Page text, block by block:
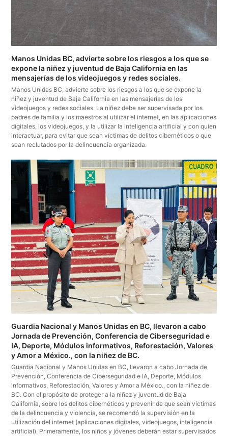
Manos Unidas BC, advierte sobre los riesgos a los que se
expone la niñez y juventud de Baja California en las
mensajerías de los videojuegos y redes sociales.
Manos Unidas BC, advierte sobre los riesgos a los que se expone la
niñez y juventud de Baja California en las mensajerías de los
videojuegos y redes sociales. La niñez debe ser supervisada por los
padres de familia y los maestros al utilizar el internet, en las aplicaciones
digitales, los videojuegos, y la utilizar la inteligencia artificial y con quien
interactuar, para evitar que sean víctimas de delitos cibernéticos o que
sean reclutados por la delincuencia organizada.
Guardia Nacional y Manos Unidas en BC, llevaron a cabo
Jornada de Prevención, Conferencia de Ciberseguridad e
IA, Deporte, Módulos informativos, Reforestación, Valores
y Amor a México., con la niñez de BC.
Guardia Nacional y Manos Unidas en BC, llevaron a cabo Jornada de
Prevención, Conferencia de Ciberseguridad e IA, Deporte, Módulos
informativos, Reforestación, Valores y Amor a México., con la niñez de
BC. Con el propósito de proteger a la niñez y juventud de Baja
California, sobre los delitos cibernéticos y prevenir de que sean víctimas
de la delincuencia y violencia, se recomendó la supervisión en la
utilización del internet (aplicaciones digitales, videojuegos, inteligencia
artificial). Primeramente, los niños y jóvenes deberán estar supervisados